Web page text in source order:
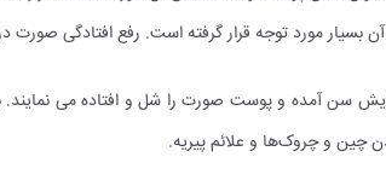
مورد توجه قرار گرفته است. رفع افتادگی صورت
سن آمده و پوست صورت را شل و افتاده می
چین و چروک‌ها و علائم پیریه.